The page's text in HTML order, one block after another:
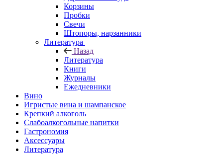
Корзины
Пробки
Свечи
Штопоры, нарзанники
Литература
Назад
Литература
Книги
Журналы
Ежедневники
Вино
Игристые вина и шампанское
Крепкий алкоголь
Слабоалкогольные напитки
Гастрономия
Аксессуары
Литература